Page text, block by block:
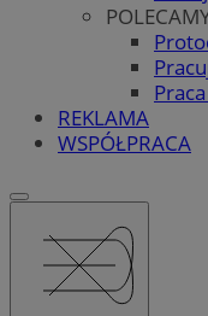
REKLAMA
WSPÓŁPRACA